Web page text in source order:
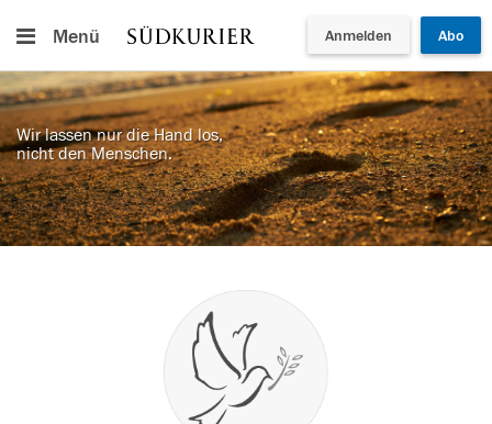
Menü Anmelden Abo
Wir lassen nur die Hand los,
nicht den Menschen.